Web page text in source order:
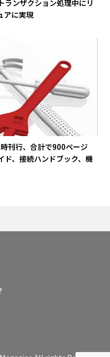
ンザクション処理中にリ
アに実現
刊行、合計で900ページ
、接続ハンドブック、機